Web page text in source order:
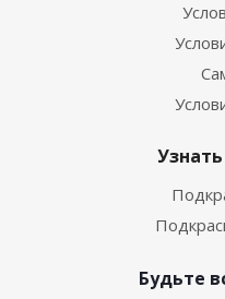
Будьте